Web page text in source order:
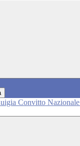
Convitto Nazionale